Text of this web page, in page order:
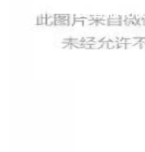
及省棉花
中恒供应链